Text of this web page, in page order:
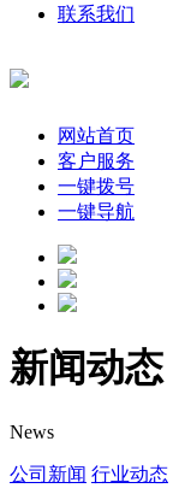
联系我们
网站首页
客户服务
一键拨号
一键导航
新闻动态
News
公司新闻 行业动态